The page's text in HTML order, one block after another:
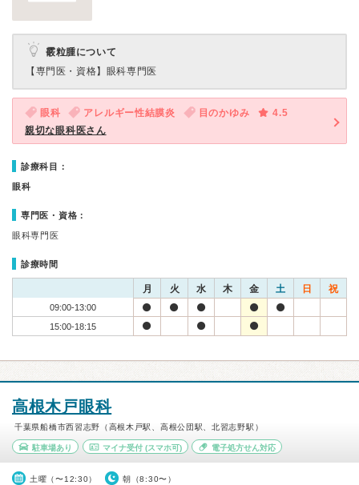
霰粒腫について
【専門医・資格】 眼科専門医
眼科 アレルギー性結膜炎 目のかゆみ
4.5
親切な眼科医さん
診療科目：
眼科
専門医・資格：
眼科専門医
診療時間
月 火 水 木 金 土 日 祝
09:00-13:00
15:00-18:15
高根木戸眼科
千葉県船橋市西習志野（高根木戸駅、高根公団駅、北習志野駅）
駐車場あり マイナ受付(スマホ可) 電子処方せん対応
土曜（〜12:30） 朝（8:30〜）